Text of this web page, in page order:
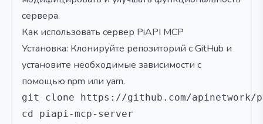
сервера.
Как использовать сервер PiAPI MCP
Установка: Клонируйте репозиторий с GitHub и
установите необходимые зависимости с
помощью npm или yarn.
git clone https://github.com/apinetwork/
cd piapi-mcp-server